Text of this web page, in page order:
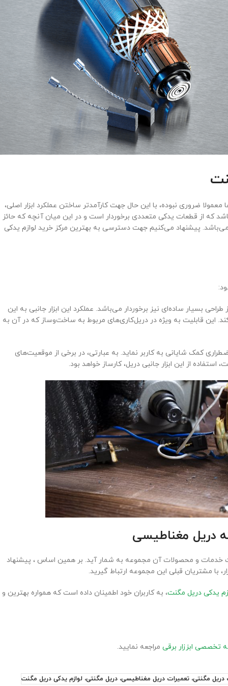
ضروری نبوده، با این حال جهت کارآمدتر ساختن عملکرد ابزار اصلی،
که از قطعات یدکی متعددی برخوردار است و در این میان آنچه که حائز
پیشنهاد می‌کنیم جهت دسترسی به بهترین مرکز خرید لوازم یدکی
بسیار ساده‌ای نیز برخوردار می‌باشد. عملکرد این ابزار جانبی به این
این قابلیت به ویژه در دریل‌کاری‌های مربوط به ساخت‌و‌ساز که در آن به
کمک شایانی به کاربر نماید. به عبارتی، در برخی از موقعیت‌های
از این ابزار جانبی دریل، کارساز خواهد بود.
دریل مغناطیسی
خدمات و محصولات آن مجموعه به شمار آید. بر همین اساس ، پیشنهاد
مشتریان قبلی این مجموعه ارتباط گیرید.
یدکی دریل مگنت، به کاربران خود اطمینان داده است که همواره بهترین و
تخصصی ابززار برقی مراجعه نمایید.
مگنتی، تعمیرات دریل مغناطیسی، دریل مگنتی، لوازم یدکی دریل مگنت